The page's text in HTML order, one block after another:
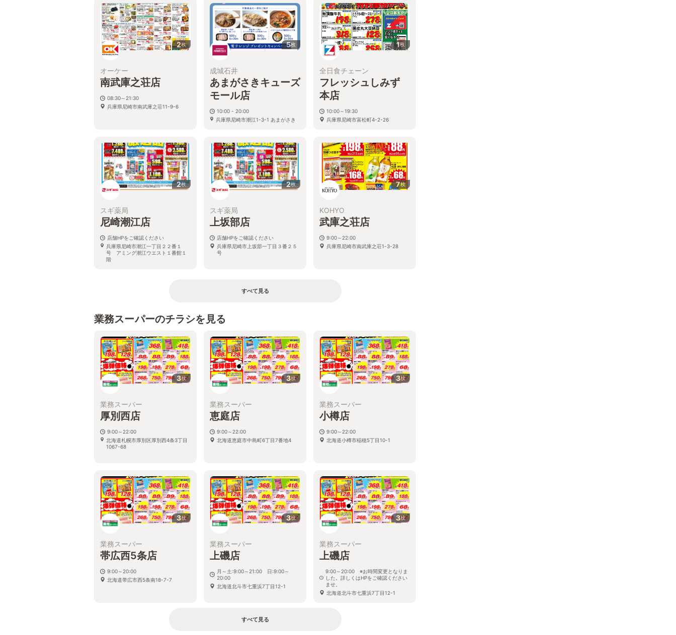
2枚
オーケー
南武庫之荘店
08:30～21:30
兵庫県尼崎市南武庫之荘11-9-6
5枚
成城石井
あまがさきキューズ
モール店
10:00 - 20:00
兵庫県尼崎市潮江1-3-1 あまがさき
1枚
全日食チェーン
フレッシュしみず
本店
10:00～19:30
兵庫県尼崎市富松町4-2-26
2枚
スギ薬局
尼崎潮江店
店舗HPをご確認ください
兵庫県尼崎市潮江一丁目２２番１
号 アミング潮江ウエスト１番館１
階
2枚
スギ薬局
上坂部店
店舗HPをご確認ください
兵庫県尼崎市上坂部一丁目３番２５
号
7枚
KOHYO
武庫之荘店
9:00～22:00
兵庫県尼崎市南武庫之荘1-3-28
すべて見る
業務スーパーのチラシを見る
3枚
業務スーパー
厚別西店
9:00～22:00
北海道札幌市厚別区厚別西4条3丁目
1067-68
3枚
業務スーパー
恵庭店
9:00～22:00
北海道恵庭市中島町6丁目7番地4
3枚
業務スーパー
小樽店
9:00～22:00
北海道小樽市稲穂5丁目10-1
3枚
業務スーパー
帯広西5条店
9:00～20:00
北海道帯広市西5条南18-7-7
3枚
業務スーパー
上磯店
月～土:9:00～21:00 日:9:00～
20:00
北海道北斗市七重浜7丁目12-1
3枚
業務スーパー
上磯店
9:00～20:00 ※お時間変更となりま
した。詳しくはHPをご確認ください
ませ。
北海道北斗市七重浜7丁目12-1
すべて見る